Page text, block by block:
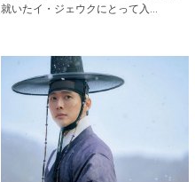
就いたイ・ジェウクにとって入...